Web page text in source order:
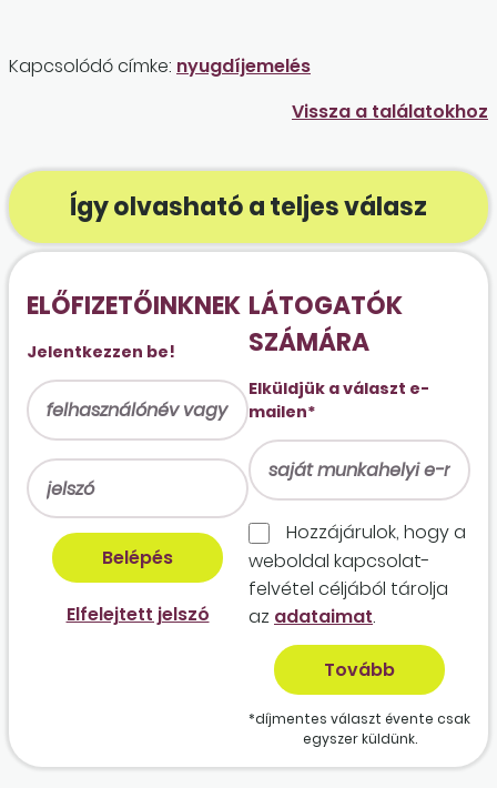
Kapcsolódó címke: nyugdíjemelés
Vissza a találatokhoz
Így olvasható a teljes válasz
ELŐFIZETŐINKNEK
Jelentkezzen be!
Elfelejtett jelszó
LÁTOGATÓK
SZÁMÁRA
Elküldjük a választ e-
mailen*
Hozzájárulok, hogy a
weboldal kapcso­lat­
felvétel céljából tárolja
az adataimat.
*díjmentes választ évente csak
egyszer küldünk.